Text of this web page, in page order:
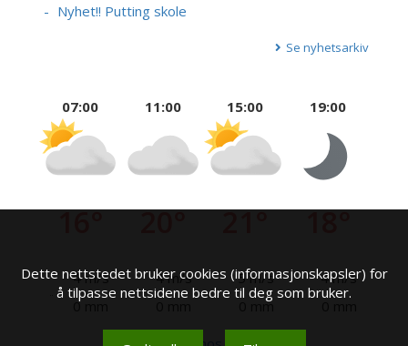
Nyhet!! Putting skole
Se nyhetsarkiv
07:00
16°
4 m/s
0 mm
11:00
20°
4 m/s
15:00
21°
5 m/s
0 mm
19:00
18°
4 m/s
Dette nettstedet bruker cookies (informasjonskapsler) for
å tilpasse nettsidene bedre til deg som bruker.